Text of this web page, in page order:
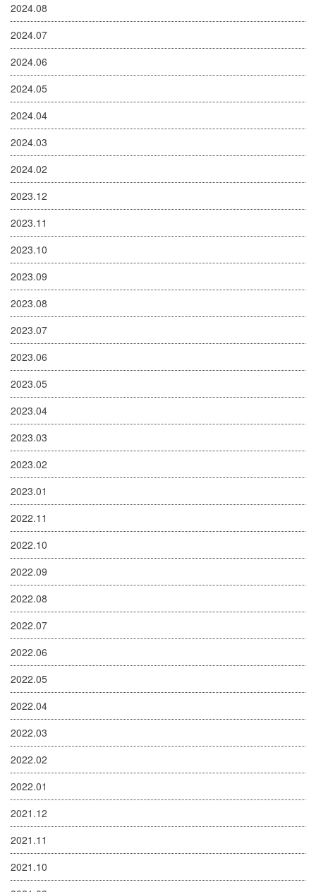
2024.08
2024.07
2024.06
2024.05
2024.04
2024.03
2024.02
2023.12
2023.11
2023.10
2023.09
2023.08
2023.07
2023.06
2023.05
2023.04
2023.03
2023.02
2023.01
2022.11
2022.10
2022.09
2022.08
2022.07
2022.06
2022.05
2022.04
2022.03
2022.02
2022.01
2021.12
2021.11
2021.10